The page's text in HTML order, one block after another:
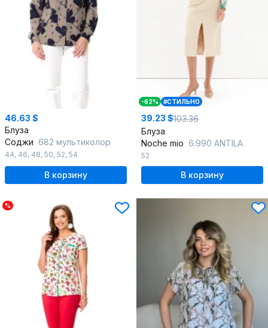
46.63 $
Блуза
Соджи 682 мультиколор
44, 46, 48, 50, 52, 54
В корзину
-62% #СТИЛЬНО
39.23 $103.36
Блуза
Noche mio 6.990 ANTILA
52
В корзину
%